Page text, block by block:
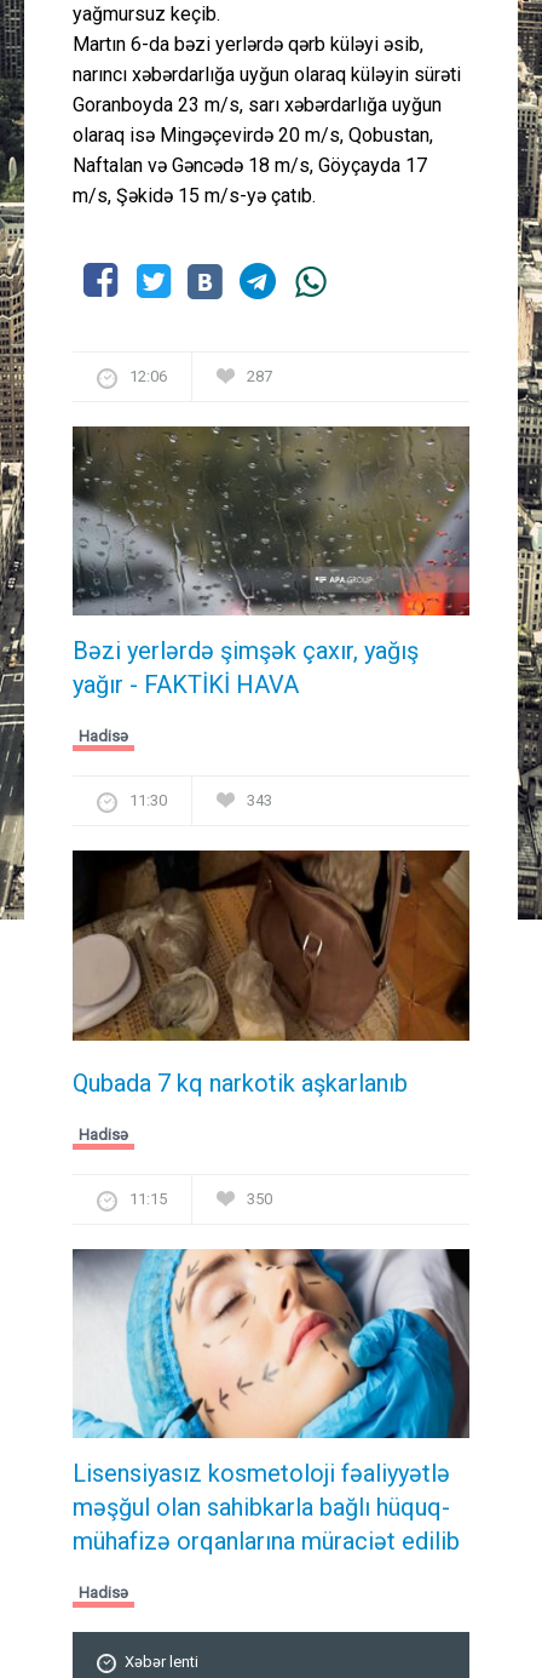
Cəmiyyət
Peşə etikası
Əlaqə
yağmursuz keçib.
Martın 6-da bəzi yerlərdə qərb küləyi əsib,
narıncı xəbərdarlığa uyğun olaraq küləyin sürəti
Goranboyda 23 m/s, sarı xəbərdarlığa uyğun
olaraq isə Mingəçevirdə 20 m/s, Qobustan,
Naftalan və Gəncədə 18 m/s, Göyçayda 17
m/s, Şəkidə 15 m/s-yə çatıb.
12:06 287
Bəzi yerlərdə şimşək çaxır, yağış
yağır - FAKTİKİ HAVA
Hadisə
11:30 343
Qubada 7 kq narkotik aşkarlanıb
Hadisə
11:15 350
Lisensiyasız kosmetoloji fəaliyyətlə
məşğul olan sahibkarla bağlı hüquq-
mühafizə orqanlarına müraciət edilib
Hadisə
Xəbər lenti